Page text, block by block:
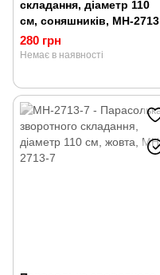
складання, діаметр 110
см, соняшників, MH-2713
280 грн
Немає в наявності